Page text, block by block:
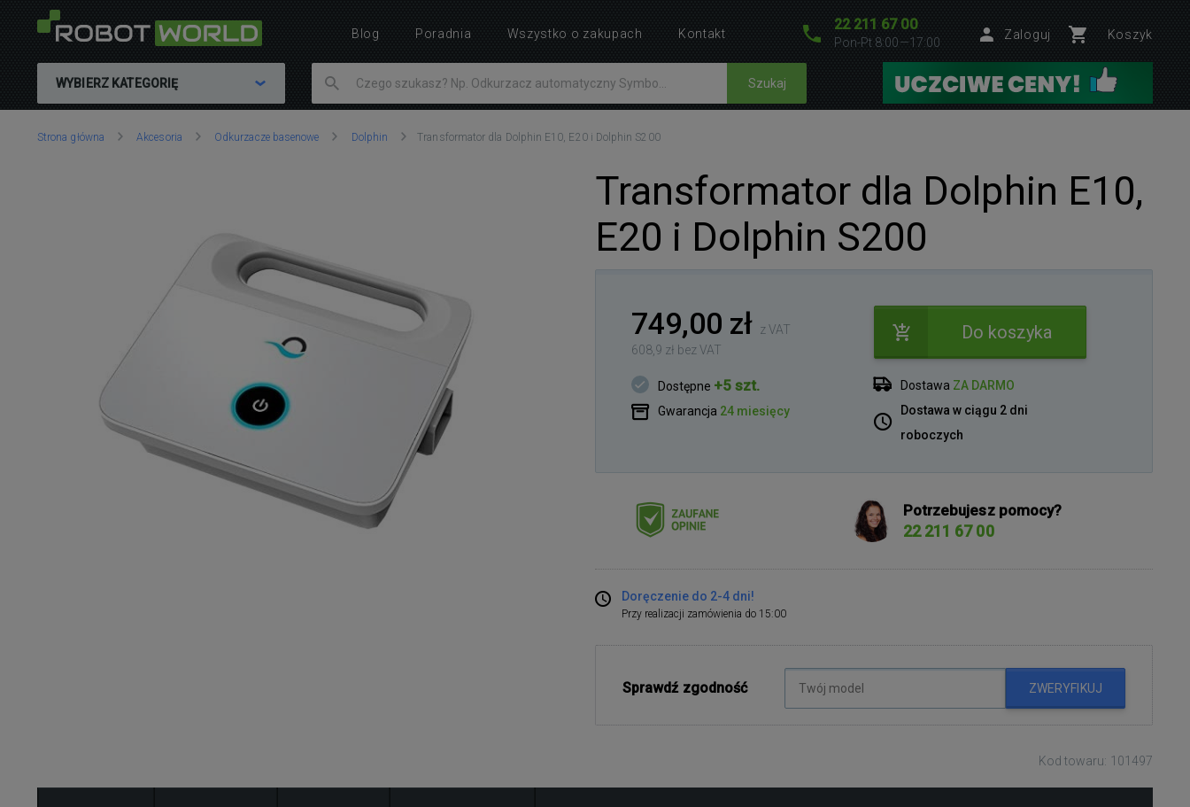
22 211 67 00
Pon-Pt 8:00—17:00
Zaloguj Koszyk
WYBIERZ KATEGORIĘ Szukaj
Znajdujesz
Strona główna Akcesoria Odkurzacze basenowe Dolphin Transformator dla Dolphin E10, E20 i Dolphin S200
Transformator dla Dolphin E10,
E20 i Dolphin S200
749,00 zł z VAT
608,9 zł bez VAT
Do koszyka
Dostępne +5 szt.
Gwarancja 24 miesięcy
Dostawa ZA DARMO
Dostawa w ciągu 2 dni
roboczych
Potrzebujesz pomocy?
22 211 67 00
Doręczenie do 2-4 dni!
Przy realizacji zamówienia do 15:00
Sprawdź zgodność ZWERYFIKUJ
Kod towaru: 101497
Blog Poradnia Wszystko o zakupach Kontakt